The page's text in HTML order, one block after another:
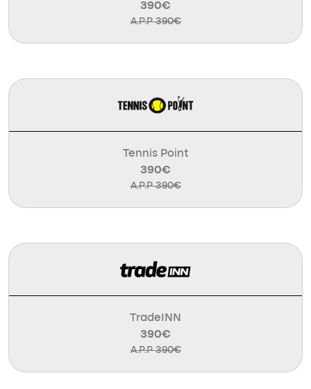
390€
A.P.P 390€
Tennis Point
390€
A.P.P 390€
TradeINN
390€
A.P.P 390€